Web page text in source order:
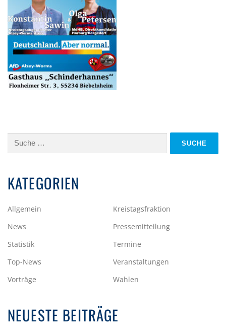
Suche
KATEGORIEN
Allgemein
Kreistagsfraktion
News
Pressemitteilung
Statistik
Termine
Top-News
Veranstaltungen
Vorträge
Wahlen
NEUESTE BEITRÄGE